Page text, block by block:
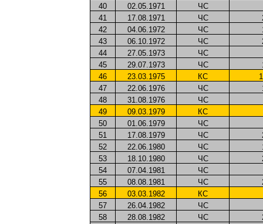
40
02.05.1971
ЧС
41
17.08.1971 ЧС
42
04.06.1972 ЧС
43
06.10.1972 ЧС
44
27.05.1973
ЧС
45
29.07.1973 ЧС
46
23.03.1975 КС
47
22.06.1976 ЧС
48
31.08.1976
ЧС
49
09.03.1979
КС
50
01.06.1979 ЧС
51
17.08.1979 ЧС
52
22.06.1980 ЧС
53
18.10.1980 ЧС
54
07.04.1981
ЧС
55
08.08.1981 ЧС
56
03.03.1982
КС
57
26.04.1982
ЧС
58
28.08.1982 ЧС